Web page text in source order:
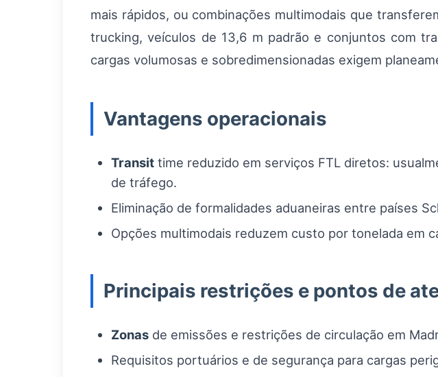
mais rápidos, ou combinações multimodais que
trucking, veículos de 13,6 m padrão e conjuntos com
cargas volumosas e sobredimensionadas exigem
Vantagens operacionais
Transit time reduzido em serviços FTL diretos:
de tráfego.
Eliminação de formalidades aduaneiras entre países
Opções multimodais reduzem custo por tonelada em
Principais restrições e pontos de
Zonas de emissões e restrições de circulação em
Requisitos portuários e de segurança para cargas